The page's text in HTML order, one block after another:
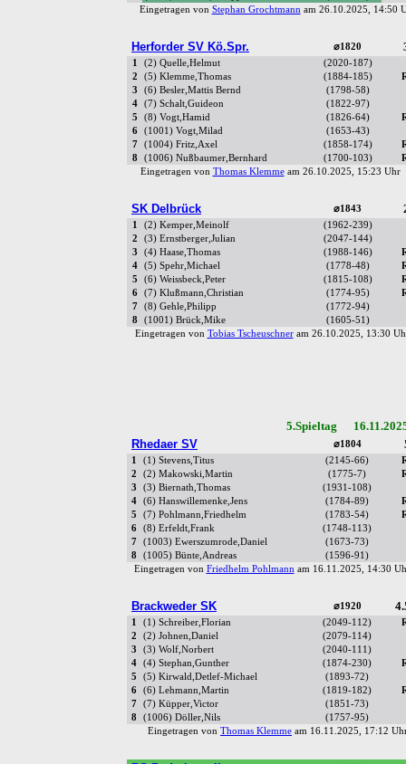
Eingetragen von Stephan Grochtmannam 26.10.2025, 14:50
Herforder SV Kö.Spr. ⌀1820
1 (2) Quelle,Helmut
(2020-187)
2
(5) Klemme,Thomas (1884-185)
3
(6) Besler,Mattis Bernd
(1798-58)
4
(7) Schalt,Guideon
(1822-97)
5
(8) Vogt,Hamid (1826-64)
6
(1001) Vogt,Milad
(1653-43)
7
(1004) Fritz,Axel (1858-174)
8
(1006) Nußbaumer,Bernhard (1700-103)
Eingetragen von Thomas Klemmeam 26.10.2025, 15:23
SK Delbrück ⌀1843
1 (2) Kemper,Meinolf
(1962-239)
2
(3) Ernstberger,Julian
(2047-144)
3
(4) Haase,Thomas (1988-146)
4
(5) Spehr,Michael (1778-48)
5
(6) Weissbeck,Peter (1815-108)
6
(7) Klußmann,Christian (1774-95)
7
(8) Gehle,Philipp
(1772-94)
8
(1001) Brück,Mike
(1605-51)
Eingetragen von Tobias Tscheuschneram 26.10.2025, 13:30
5.Spieltag
Rhedaer SV
⌀1804
1 (1) Stevens,Titus (2145-66)
2
(2) Makowski,Martin (1775-7)
3
(3) Biernath,Thomas
(1931-108)
4
(6) Hanswillemenke,Jens (1784-89)
5
(7) Pohlmann,Friedhelm (1783-54)
6
(8) Erfeldt,Frank
(1748-113)
7
(1003) Ewerszumrode,Daniel
(1673-73)
8
(1005) Bünte,Andreas
(1596-91)
Eingetragen von Friedhelm Pohlmannam 16.11.2025, 14:30
Brackweder SK ⌀1920
1 (1) Schreiber,Florian (2049-112)
2
(2) Johnen,Daniel
(2079-114)
3
(3) Wolf,Norbert
(2040-111)
4
(4) Stephan,Gunther (1874-230)
5
(5) Kirwald,Detlef-Michael
(1893-72)
6
(6) Lehmann,Martin (1819-182)
7
(7) Küpper,Victor
(1851-73)
8
(1006) Döller,Nils
(1757-95)
Eingetragen von Thomas Klemme am 16.11.2025, 17:12